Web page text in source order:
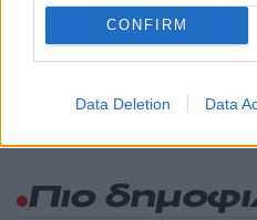
CONFIRM
Data Deletion Data
Ακολουθήστε το Νewsit.gr
ενημερωθείτε πρώτοι για όλη
τελευταία νέατης ημέρας
Πιο